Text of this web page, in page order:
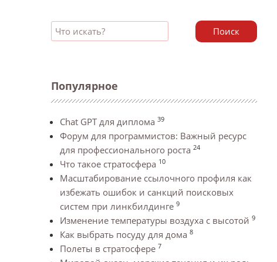
Поиск
Популярное
Chat GPT для диплома 39
Форум для программистов: Важный ресурс
для профессионального роста 24
Что такое стратосфера 10
Масштабирование ссылочного профиля как
избежать ошибок и санкций поисковых
систем при линкбилдинге 9
Изменение температуры воздуха с высотой 9
Как выбрать посуду для дома 8
Полеты в стратосфере 7